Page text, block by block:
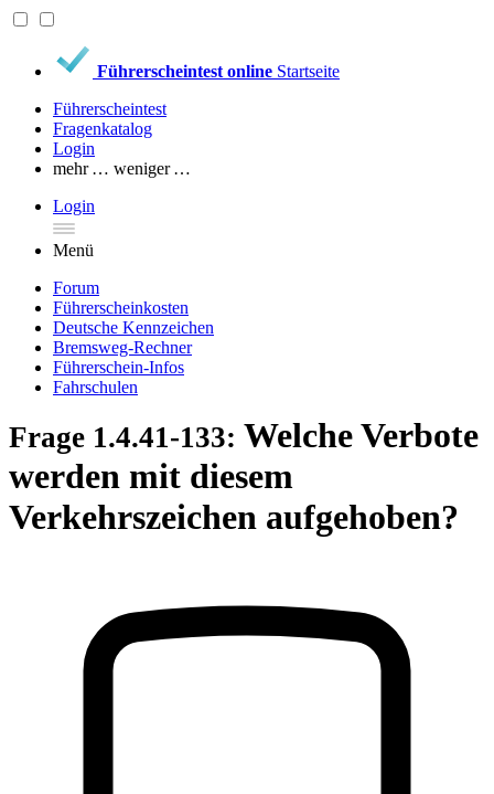
Führerscheintest online Startseite
Führerscheintest
Fragenkatalog
Login
mehr … weniger …
Login
Menü
Forum
Führerscheinkosten
Deutsche Kennzeichen
Bremsweg-Rechner
Führerschein-Infos
Fahrschulen
Frage 1.4.41-133: Welche Verbote
werden mit diesem
Verkehrszeichen aufgehoben?